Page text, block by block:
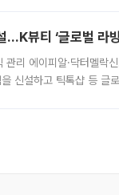
뷰티 ‘글로벌 라
리 에이피알·닥터멜락
신설하고 틱톡샵 등 글